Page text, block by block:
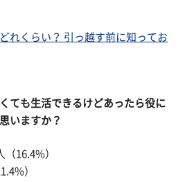
れくらい？ 引っ越す前に知ってお
ても生活できるけどあったら役に
いますか？
16.4%）
）